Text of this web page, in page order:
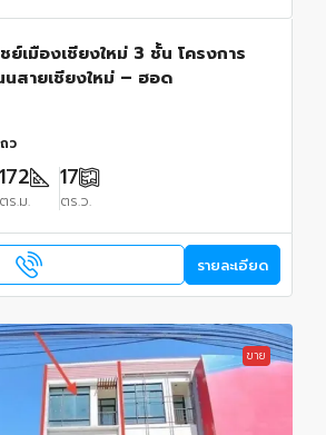
ย์เมืองเชียงใหม่ 3 ชั้น โครงการ
สายเชียงใหม่ – ฮอด
ว
172
ตร.ม.
17
ตร.ว.
รายละเอียด
ขาย